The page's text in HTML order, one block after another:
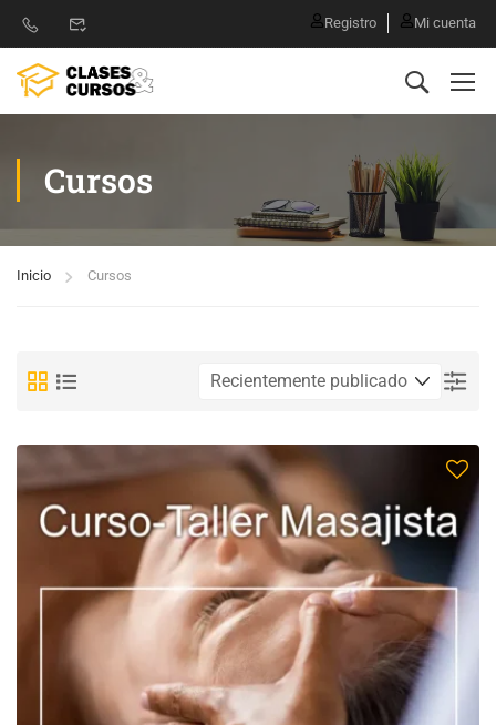
Registro Mi cuenta
Cursos
Inicio Cursos